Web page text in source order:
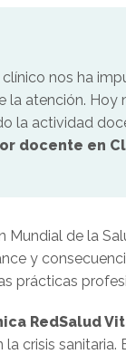
clínico nos ha
la atención.
la actividad
docente en
Mundial de la
y
prácticas
RedSalud
crisis sanitaria.